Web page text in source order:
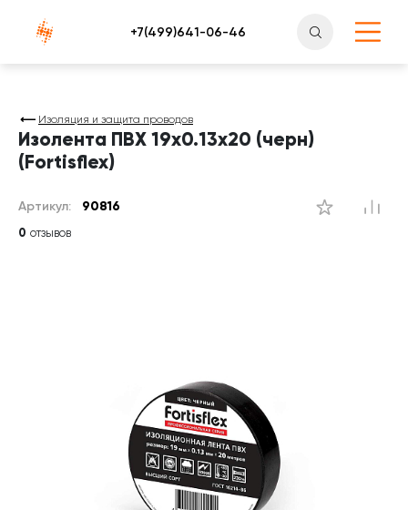
Атлантснаб
Изоляция и защита проводов
Изолента ПВХ 19х0.13x20 (черн)
(Fortisflex)
Артикул: 90816